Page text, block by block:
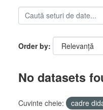
Order by
No datasets
Cuvinte cheie: cadre